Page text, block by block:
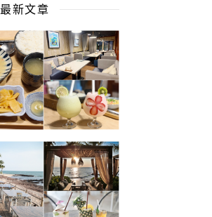
最新文章